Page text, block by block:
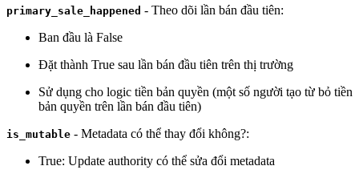
primary_sale_happened - Theo dõi lần bán đầu tiên:
Ban đầu là False
Đặt thành True sau lần bán đầu tiên trên thị trường
Sử dụng cho logic tiền bản quyền (một số người tạo từ bỏ tiền
bản quyền trên lần bán đầu tiên)
is_mutable - Metadata có thể thay đổi không?:
True: Update authority có thể sửa đổi metadata